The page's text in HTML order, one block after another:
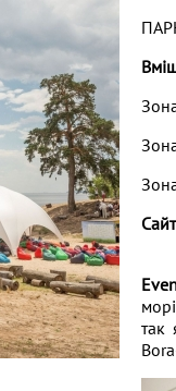
Сайт
так